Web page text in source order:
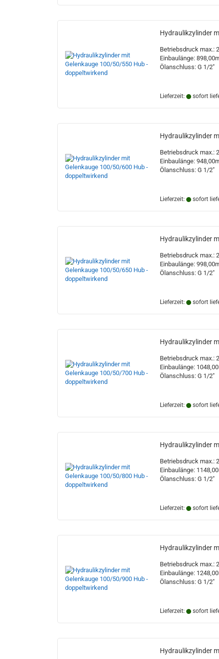
Hydraulikzylinder
Betriebsdruck max.:
Einbaulänge:
Ölanschluss: G 1/2"
Lieferzeit: sofort
Hydraulikzylinder
Betriebsdruck max.:
Einbaulänge:
Ölanschluss: G 1/2"
Lieferzeit: sofort
Hydraulikzylinder
Betriebsdruck max.:
Einbaulänge:
Ölanschluss: G 1/2"
Lieferzeit: sofort
Hydraulikzylinder
Betriebsdruck max.:
Einbaulänge:
Ölanschluss: G 1/2"
Lieferzeit: sofort
Hydraulikzylinder
Betriebsdruck max.:
Einbaulänge:
Ölanschluss: G 1/2"
Lieferzeit: sofort
Hydraulikzylinder
Betriebsdruck max.:
Einbaulänge:
Ölanschluss: G 1/2"
Lieferzeit: sofort
Hydraulikzylinder